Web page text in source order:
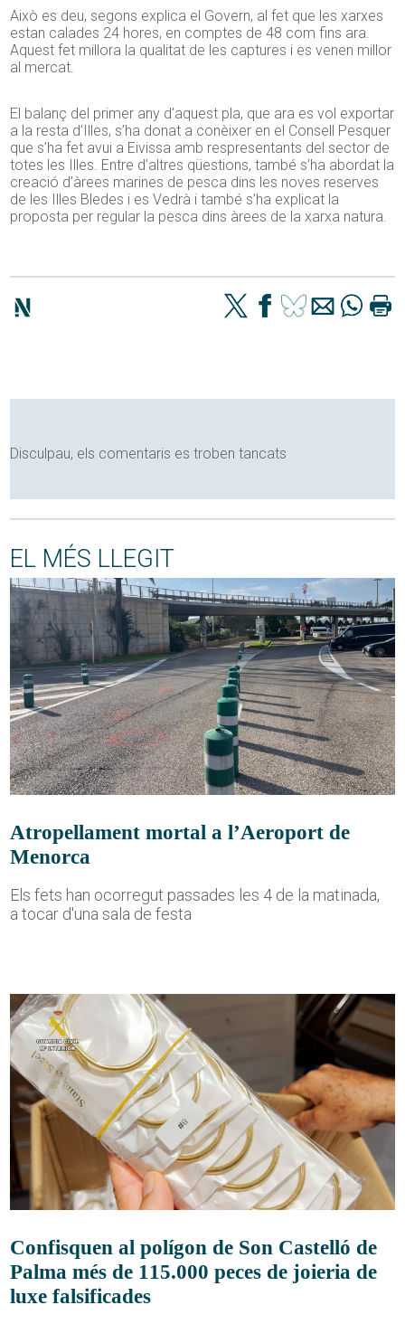
Això es deu, segons explica el Govern, al fet que les xarxes
estan calades 24 hores, en comptes de 48 com fins ara.
Aquest fet millora la qualitat de les captures i es venen millor
al mercat.
El balanç del primer any d’aquest pla, que ara es vol exportar
a la resta d’Illes, s’ha donat a conèixer en el Consell Pesquer
que s’ha fet avui a Eivissa amb respresentants del sector de
totes les Illes. Entre d’altres qüestions, també s’ha abordat la
creació d’àrees marines de pesca dins les noves reserves
de les Illes Bledes i es Vedrà i també s’ha explicat la
proposta per regular la pesca dins àrees de la xarxa natura.
Disculpau, els comentaris es troben tancats
EL MÉS LLEGIT
Atropellament mortal a l’Aeroport de
Menorca
Els fets han ocorregut passades les 4 de la matinada,
a tocar d'una sala de festa
Confisquen al polígon de Son Castelló de
Palma més de 115.000 peces de joieria de
luxe falsificades